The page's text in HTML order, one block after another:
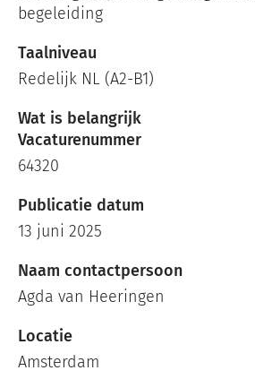
begeleiding
Taalniveau
Redelijk NL (A2-B1)
Wat is belangrijk
Vacaturenummer
64320
Publicatie datum
13 juni 2025
Naam contactpersoon
Agda van Heeringen
Locatie
Amsterdam